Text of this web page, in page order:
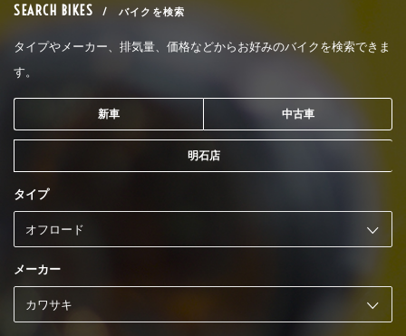
SEARCH BIKES / バイクを検索
タイプやメーカー、排気量、価格などからお好みのバイクを検索できま
す。
新車 中古車
明石店
タイプ
メーカー